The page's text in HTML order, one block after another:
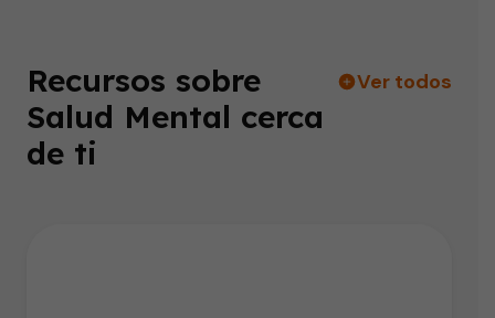
Recursos sobre
Salud Mental cerca
de ti
Ver todos